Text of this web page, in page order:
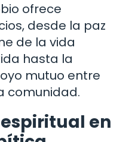
ofrece
desde la paz
de la vida
hasta la
mutuo entre
comunidad.
en